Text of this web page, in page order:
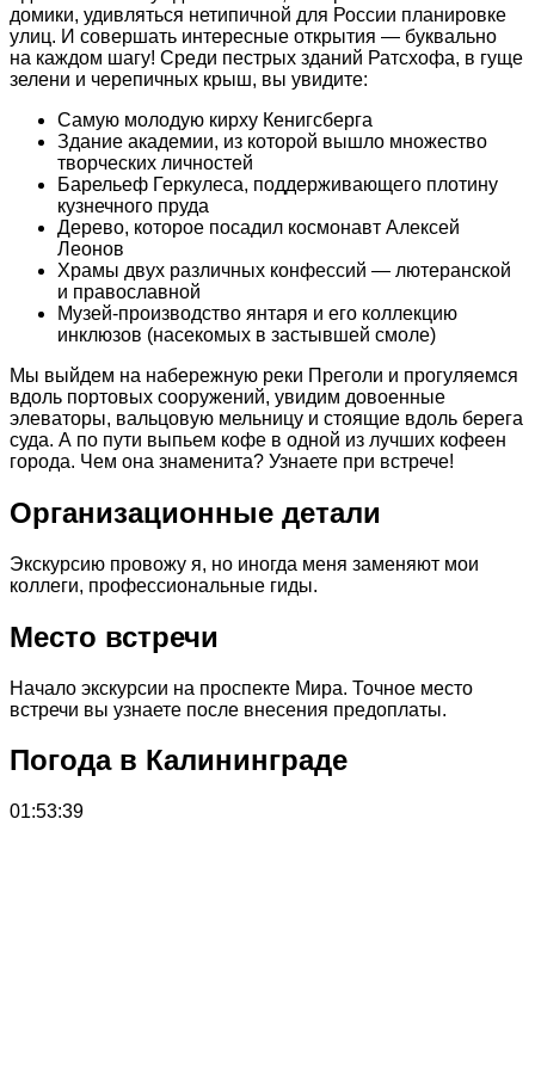
домики, удивляться нетипичной для России планировке
улиц. И совершать интересные открытия — буквально
на каждом шагу! Среди пестрых зданий Ратсхофа, в гуще
зелени и черепичных крыш, вы увидите:
Самую молодую кирху Кенигсберга
Здание академии, из которой вышло множество
творческих личностей
Барельеф Геркулеса, поддерживающего плотину
кузнечного пруда
Дерево, которое посадил космонавт Алексей
Леонов
Храмы двух различных конфессий — лютеранской
и православной
Музей-производство янтаря и его коллекцию
инклюзов (насекомых в застывшей смоле)
Мы выйдем на набережную реки Преголи и прогуляемся
вдоль портовых сооружений, увидим довоенные
элеваторы, вальцовую мельницу и стоящие вдоль берега
суда. А по пути выпьем кофе в одной из лучших кофеен
города. Чем она знаменита? Узнаете при встрече!
Организационные детали
Экскурсию провожу я, но иногда меня заменяют мои
коллеги, профессиональные гиды.
Место встречи
Начало экскурсии на проспекте Мира. Точное место
встречи вы узнаете после внесения предоплаты.
Погода в Калининграде
01:53:39